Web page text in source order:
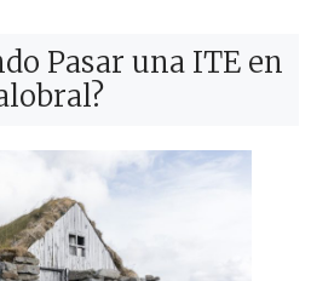
Pasar una ITE en